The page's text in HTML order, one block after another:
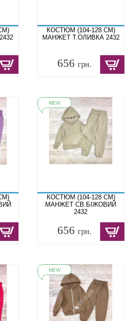
КОСТЮМ (104-128 СМ)
МАНЖЕТ Т.ОЛИВКА 2432
656грн.
КОСТЮМ (104-128 СМ)
МАНЖЕТ СВ.БІЖОВИЙ
2432
656грн.